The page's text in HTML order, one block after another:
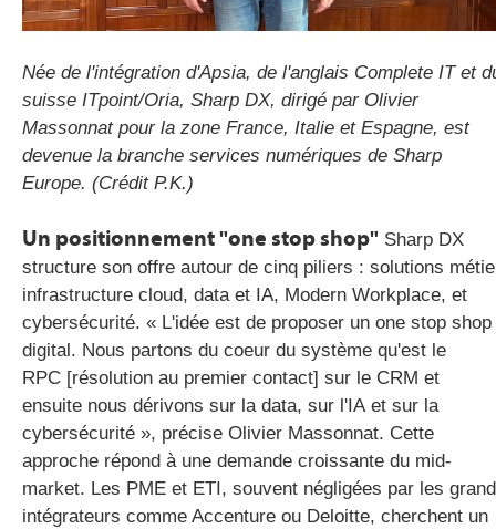
Née de l'intégration d'Apsia, de l'anglais Complete IT et
suisse ITpoint/Oria, Sharp DX, dirigé par Olivier
Massonnat pour la zone France, Italie et Espagne, est
devenue la branche services numériques de Sharp
Europe. (Crédit P.K.)
Un positionnement "one stop shop" Sharp DX
structure son offre autour de cinq piliers : solutions
infrastructure cloud, data et IA, Modern Workplace, et
cybersécurité. « L'idée est de proposer un one stop shop
digital. Nous partons du coeur du système qu'est le
RPC [résolution au premier contact] sur le CRM et
ensuite nous dérivons sur la data, sur l'IA et sur la
cybersécurité », précise Olivier Massonnat. Cette
approche répond à une demande croissante du mid-
market. Les PME et ETI, souvent négligées par les
intégrateurs comme Accenture ou Deloitte, cherchent un